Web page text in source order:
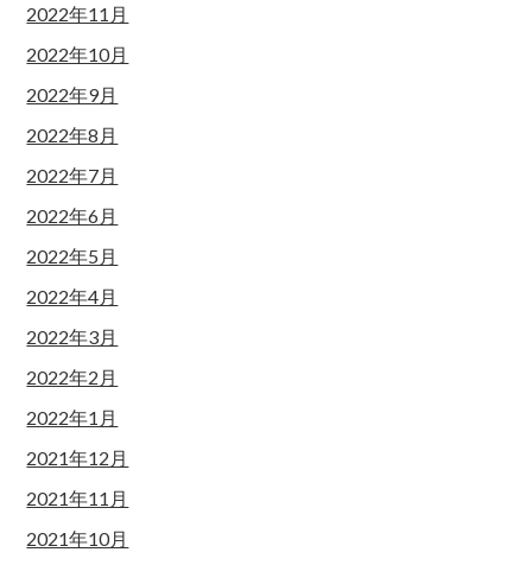
2022年11月
2022年10月
2022年9月
2022年8月
2022年7月
2022年6月
2022年5月
2022年4月
2022年3月
2022年2月
2022年1月
2021年12月
2021年11月
2021年10月